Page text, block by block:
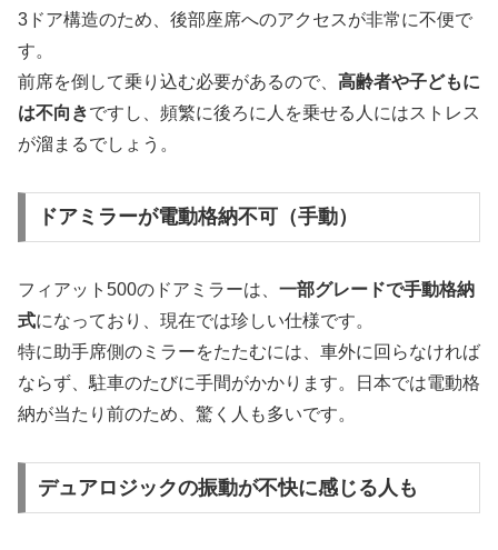
3ドア構造のため、後部座席へのアクセスが非常に不便で
す。
前席を倒して乗り込む必要があるので、 高齢者や子どもに
は不向きですし、頻繁に後ろに人を乗せる人にはストレス
が溜まるでしょう。
ドアミラーが電動格納不可（手動）
フィアット500のドアミラーは、 一部グレードで手動格納
式になっており、現在では珍しい仕様です。
特に助手席側のミラーをたたむには、車外に回らなければ
ならず、駐車のたびに手間がかかります。日本では電動格
納が当たり前のため、驚く人も多いです。
デュアロジックの振動が不快に感じる人も